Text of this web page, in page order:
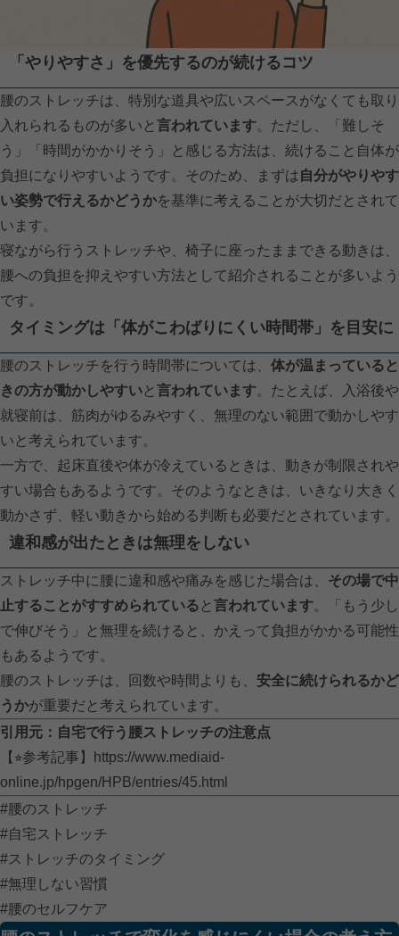
「やりやすさ」を優先するのが続けるコツ
腰のストレッチは、特別な道具や広いスペースがなくても取り
入れられるものが多いと 言われています。ただし、「難しそ
う」「時間がかかりそう」と感じる方法は、続けること自体が
負担になりやすいようです。そのため、まずは 自分がやりやす
い姿勢で行えるかどうかを基準に考えることが大切だとされて
います。
寝ながら行うストレッチや、椅子に座ったままできる動きは、
腰への負担を抑えやすい方法として紹介されることが多いよう
です。
タイミングは「体がこわばりにくい時間帯」を目安に
腰のストレッチを行う時間帯については、 体が温まっていると
きの方が動かしやすいと 言われています。たとえば、入浴後や
就寝前は、筋肉がゆるみやすく、無理のない範囲で動かしやす
いと考えられています。
一方で、起床直後や体が冷えているときは、動きが制限されや
すい場合もあるようです。そのようなときは、いきなり大きく
動かさず、軽い動きから始める判断も必要だとされています。
違和感が出たときは無理をしない
ストレッチ中に腰に違和感や痛みを感じた場合は、 その場で中
止することがすすめられている と 言われています。「もう少し
で伸びそう」と無理を続けると、かえって負担がかかる可能性
もあるようです。
腰のストレッチは、回数や時間よりも、 安全に続けられるかど
うかが重要だと考えられています。
引用元：自宅で行う腰ストレッチの注意点
【⭐︎参考記事】
https://www.mediaid-
online.jp/hpgen/HPB/entries/45.html
#腰のストレッチ
#自宅ストレッチ
#ストレッチのタイミング
#無理しない習慣
#腰のセルフケア